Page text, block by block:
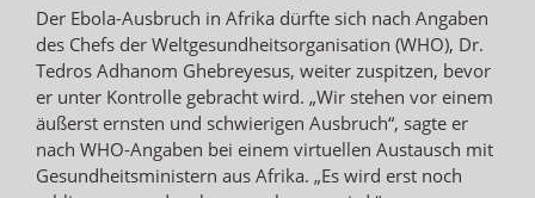
Der Ebola-Ausbruch in Afrika dürfte sich nach Angaben
des Chefs der Weltgesundheitsorganisation (WHO), Dr.
Tedros Adhanom Ghebreyesus, weiter zuspitzen, bevor
er unter Kontrolle gebracht wird. „Wir stehen vor einem
äußerst ernsten und schwierigen Ausbruch“, sagte er
nach WHO-Angaben bei einem virtuellen Austausch mit
Gesundheitsministern aus Afrika. „Es wird erst noch